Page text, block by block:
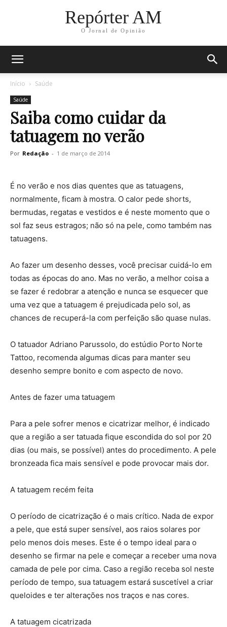
Repórter AM
O Jornal de Opinião
Início Saúde
Saúde
Saiba como cuidar da
tatuagem no verão
Por Redação - 1 de março de 2014
É no verão e nos dias quentes que as tatuagens,
normalmente, ficam à mostra. O calor pede shorts,
bermudas, regatas e vestidos e é neste momento que o
sol faz seus estragos; não só na pele, como também nas
tatuagens.
Ao fazer um desenho desses, você precisar cuidá-lo em
todas as épocas do ano. Mas no verão, a melhor coisa a
se fazer é redobrar a atenção e nunca se esquecer que
uma vez que a tatuagem é prejudicada pelo sol, as
chances de recuperá-la com perfeição são quase nulas.
O tatuador Adriano Parussolo, do estúdio Porto Norte
Tattoo, recomenda algumas dicas para manter seu
desenho sempre bonito e com aspecto de novo.
Antes de fazer uma tatuagem
Para a pele sofrer menos e cicatrizar melhor, é indicado
que a região a ser tatuada fique escondida do sol por 20
dias (ou mais, se possível) antes do procedimento. A pele
bronzeada fica mais sensível e pode provocar mais dor.
A tatuagem recém feita
O período de cicatrização é o mais crítico. Nada de expor
a pele, que está super sensível, aos raios solares por
pelo menos dois meses. Este é o tempo ideal para o
desenho se firmar na pele e começar a receber uma nova
camada de pele por cima. Caso a região receba sol neste
período de tempo, sua tatuagem estará suscetível a criar
queloides e ter alterações nos traços e nas cores.
A tatuagem cicatrizada